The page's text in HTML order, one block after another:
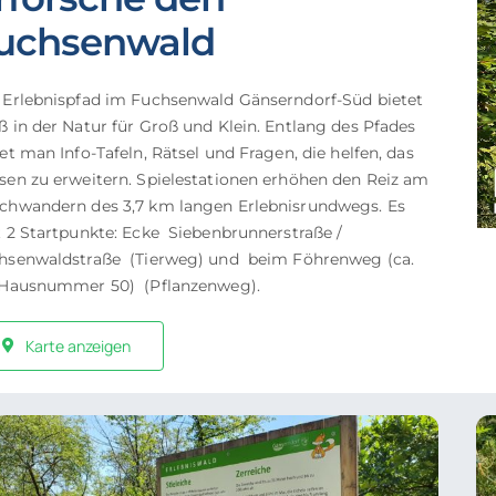
Stellenausschreibung
Natur im Garten
Shop
Gemeindezeitung
im Fuchsenwald Gänserndorf-Süd bietet
in der Natur für Groß und Klein. Entlang des Pfades
man Info-Tafeln, Rätsel und Fragen, die helfen, das
zu erweitern. Spielestationen erhöhen den Reiz am
des 3,7 km langen Erlebnisrundwegs. Es
Startpunkte: Ecke Siebenbrunnerstraße /
(Tierweg) und beim Föhrenweg (ca.
50) (Pflanzenweg).
Karte anzeigen